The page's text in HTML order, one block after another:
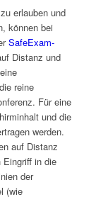
erlauben und
können bei
SafeExam-
Distanz und
reine
Für eine
und die
werden.
auf Distanz
in die
der
(wie